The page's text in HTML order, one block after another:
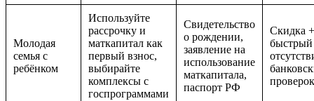
Молодая
семья с
ребёнком
Используйте
рассрочку и
маткапитал как
первый взнос,
выбирайте
комплексы с
госпрограммами
Свидетельство
о рождении,
заявление на
использование
маткапитала,
паспорт РФ
Скидка
быстрый
проверок